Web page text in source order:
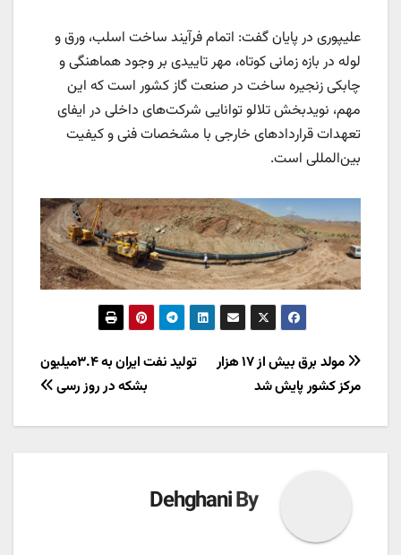
علیپوری در پایان گفت: اتمام فرآیند ساخت اسلب، ورق و
لوله در بازه زمانی کوتاه، مهر تاییدی بر وجود هماهنگی و
چابکی زنجیره ساخت در صنعت گاز کشور است که این
مهم، نویدبخش تلالو توانایی شرکت‌های داخلی در ایفای
تعهدات قراردادهای خارجی با مشخصات فنی و کیفیت
بین‌المللی است.
راهبری
نوشته
تولید نفت ایران به ۳.۴میلیون
بشکه در روز رسی
مولد برق بیش از ۱۷ هزار
مرکز کشور پایش شد
By
Dehghani